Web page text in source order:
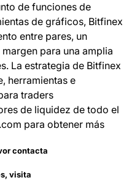
de funciones de
de gráficos, Bitfinex
entre pares, un
para una amplia
La estrategia de Bitfinex
herramientas e
traders
de liquidez de todo el
para obtener más
contacta
visita